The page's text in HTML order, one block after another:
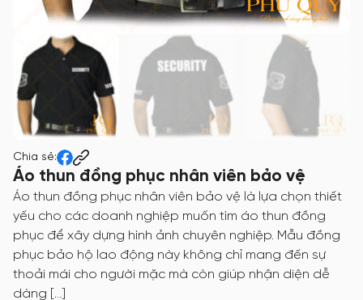
Chia sẻ:
Áo thun đồng phục nhân viên bảo vệ
Áo thun đồng phục nhân viên bảo vệ là lựa chọn thiết
yếu cho các doanh nghiệp muốn tìm áo thun đồng
phục để xây dựng hình ảnh chuyên nghiệp. Mẫu đồng
phục bảo hộ lao động này không chỉ mang đến sự
thoải mái cho người mặc mà còn giúp nhận diện dễ
dàng […]